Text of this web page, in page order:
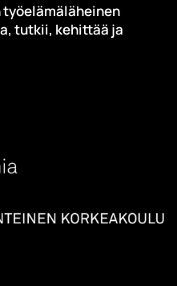
työelämäläheinen
tutkii, kehittää ja